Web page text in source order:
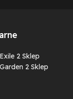
2 Sklep
2 Sklep